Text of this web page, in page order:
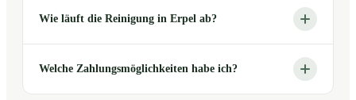
Wie läuft die Reinigung in Erpel ab?
Welche Zahlungsmöglichkeiten habe ich?